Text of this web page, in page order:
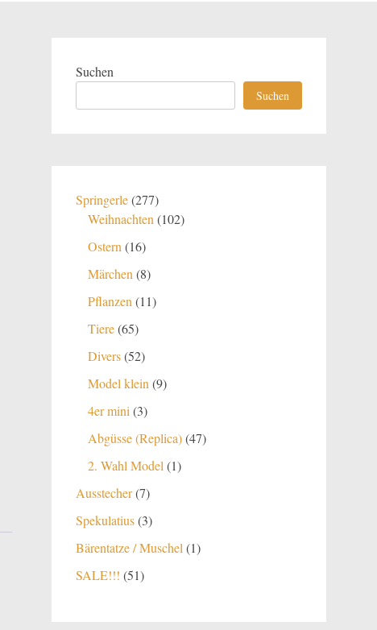
Suchen
Suchen
Springerle 277277
Produkte
Weihnachten 102102
Ostern 1616
Märchen 88
Pflanzen 1111
Tiere 6565
Divers 5252
Model klein 99
4er mini 33
Abgüsse (Replica) 4747
2. Wahl Model 11
Ausstecher 77
Spekulatius 33
Bärentatze / Muschel 11
SALE!!! 5151